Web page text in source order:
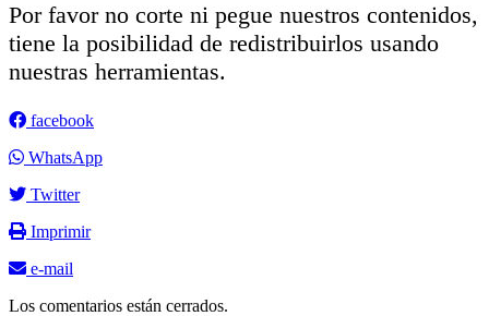
Por favor no corte ni pegue nuestros contenidos,
tiene la posibilidad de redistribuirlos usando
nuestras herramientas.
facebook
WhatsApp
Twitter
Imprimir
e-mail
Los comentarios están cerrados.